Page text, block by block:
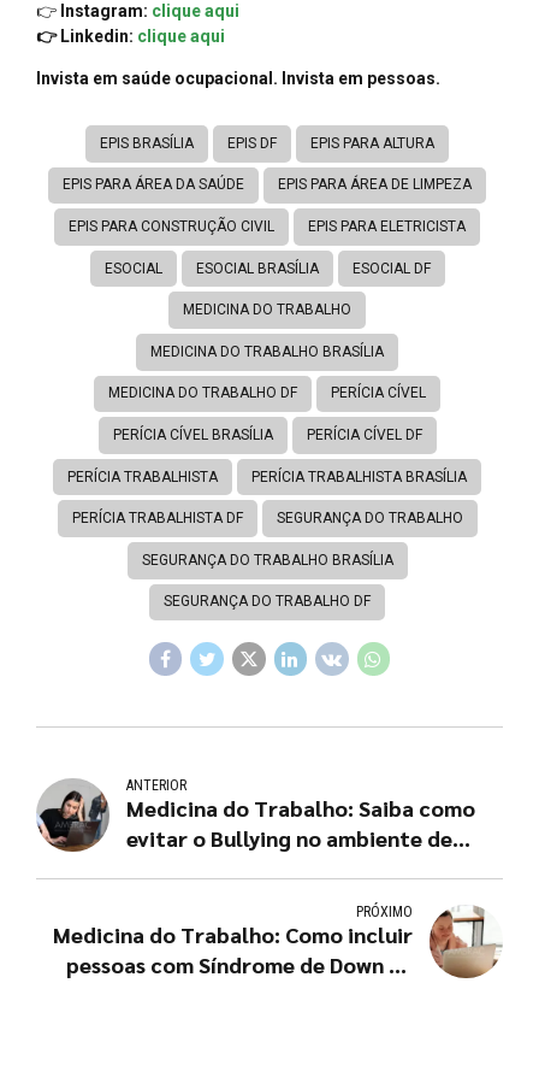
👉 Instagram: clique aqui
👉 Linkedin: clique aqui
Invista em saúde ocupacional. Invista em pessoas.
EPIS BRASÍLIA EPIS DF EPIS PARA ALTURA
EPIS PARA ÁREA DA SAÚDE EPIS PARA ÁREA DE LIMPEZA
EPIS PARA CONSTRUÇÃO CIVIL EPIS PARA ELETRICISTA
ESOCIAL ESOCIAL BRASÍLIA ESOCIAL DF
MEDICINA DO TRABALHO
MEDICINA DO TRABALHO BRASÍLIA
MEDICINA DO TRABALHO DF PERÍCIA CÍVEL
PERÍCIA CÍVEL BRASÍLIA PERÍCIA CÍVEL DF
PERÍCIA TRABALHISTA PERÍCIA TRABALHISTA BRASÍLIA
PERÍCIA TRABALHISTA DF SEGURANÇA DO TRABALHO
SEGURANÇA DO TRABALHO BRASÍLIA
SEGURANÇA DO TRABALHO DF
ANTERIOR
Medicina do Trabalho: Saiba como
evitar o Bullying no ambiente de
PRÓXIMO
Medicina do Trabalho: Como incluir
pessoas com Síndrome de Down na